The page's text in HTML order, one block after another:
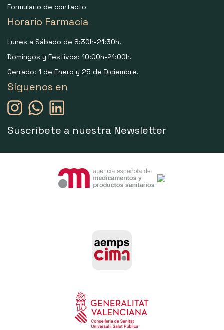
Formulario de contacto
Horario Farmacia
Lunes a Sábado de 8:30h-21:30h.
Domingos y Festivos: 10:00h-21:00h.
Cerrado: 1 de Enero y 25 de Diciembre.
Síguenos en
Suscríbete a nuestra Newsletter